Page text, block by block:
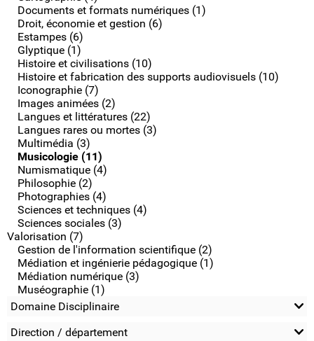
Documents et formats numériques (1)
Droit, économie et gestion (6)
Estampes (6)
Glyptique (1)
Histoire et civilisations (10)
Histoire et fabrication des supports audiovisuels (10)
Iconographie (7)
Images animées (2)
Langues et littératures (22)
Langues rares ou mortes (3)
Multimédia (3)
Musicologie (11)
Numismatique (4)
Philosophie (2)
Photographies (4)
Sciences et techniques (4)
Sciences sociales (3)
Valorisation (7)
Gestion de l'information scientifique (2)
Médiation et ingénierie pédagogique (1)
Médiation numérique (3)
Muséographie (1)
Domaine Disciplinaire
Direction / département